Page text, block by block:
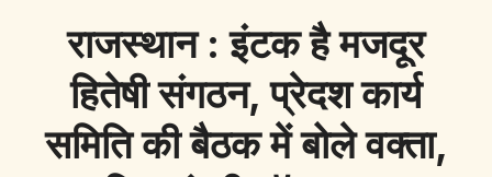
राजस्थान : इंटक है मजदूर
हितेषी संगठन, प्रेदश कार्य
समिति की बैठक में बोले वक्ता,